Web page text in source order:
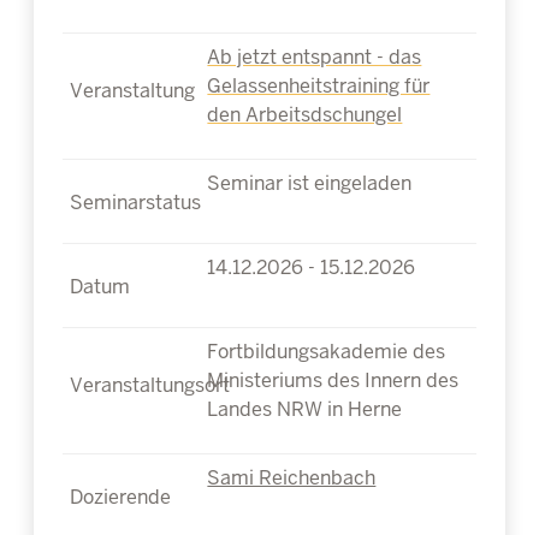
Ab jetzt entspannt - das
Gelassenheitstraining für
den Arbeitsdschungel
Seminar ist eingeladen
14.12.2026 - 15.12.2026
Fortbildungsakademie des
Ministeriums des Innern des
Landes NRW in Herne
Sami Reichenbach